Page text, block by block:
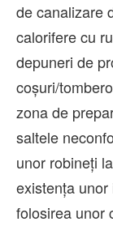
de canalizare
calorifere cu
depuneri de
coșuri/
zona de
saltele
unor robineți
existența
folosirea unor